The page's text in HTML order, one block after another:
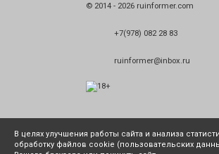
© 2014 - 2026 ruinformer.com
+7(978) 082 28 83
ruinformer@inbox.ru
В целях улучшения работы сайта и анализа
обработку файлов cookie (пользовательских